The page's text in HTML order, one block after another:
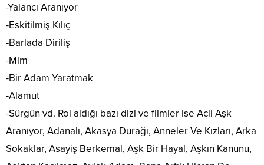
-Yalancı Aranıyor
-Eskitilmiş Kılıç
-Barlada Diriliş
-Mim
-Bir Adam Yaratmak
-Alamut
-Sürgün vd. Rol aldığı bazı dizi ve filmler ise Acil Aşk
Aranıyor, Adanalı, Akasya Durağı, Anneler Ve Kızları, Arka
Sokaklar, Asayiş Berkemal, Aşk Bir Hayal, Aşkın Kanunu,